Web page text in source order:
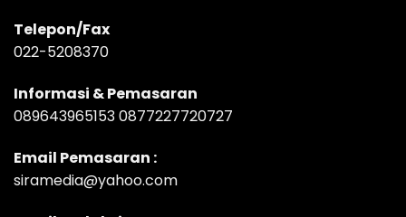
Telepon/Fax
022-5208370
Informasi & Pemasaran
089643965153 0877227720727
Email Pemasaran :
siramedia@yahoo.com